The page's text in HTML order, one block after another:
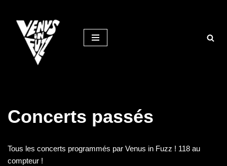
Aller
contenu
Concerts passés
Tous les concerts programmés par Venus in Fuzz ! 118 au
compteur !